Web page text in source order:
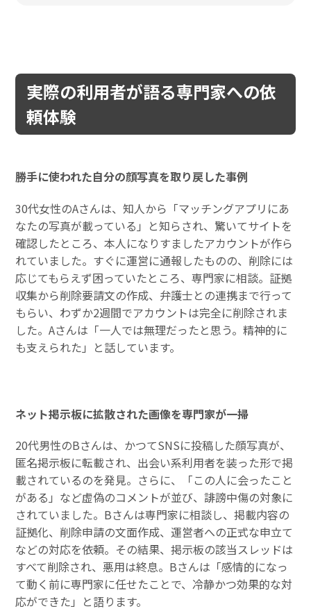
実際の利用者が語る専門家への依
頼体験
勝手に使われた自分の顔写真を取り戻した事例
30代女性のAさんは、知人から「マッチングアプリにあ
なたの写真が載っている」と知らされ、驚いてサイトを
確認したところ、本人になりすましたアカウントが作ら
れていました。すぐに運営に通報したものの、削除には
応じてもらえず困っていたところ、専門家に相談。証拠
収集から削除要請文の作成、弁護士との連携まで行って
もらい、わずか2週間でアカウントは完全に削除されま
した。Aさんは「一人では無理だったと思う。精神的に
も支えられた」と話しています。
ネット掲示板に拡散された画像を専門家が一掃
20代男性のBさんは、かつてSNSに投稿した顔写真が、
匿名掲示板に転載され、出会い系利用者を装った形で掲
載されているのを発見。さらに、「この人に会ったこと
がある」など虚偽のコメントが並び、誹謗中傷の対象に
されていました。Bさんは専門家に相談し、掲載内容の
証拠化、削除申請の文面作成、運営者への正式な申立て
などの対応を依頼。その結果、掲示板の該当スレッドは
すべて削除され、悪用は終息。Bさんは「感情的になっ
て動く前に専門家に任せたことで、冷静かつ効果的な対
応ができた」と語ります。